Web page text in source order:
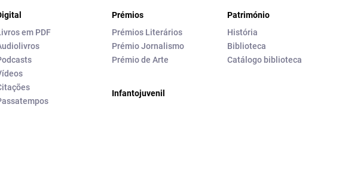
em PDF
Prémios
Prémios Literários
Prémio Jornalismo
Prémio de Arte
Infantojuvenil
Património
História
Biblioteca
Catálogo biblioteca